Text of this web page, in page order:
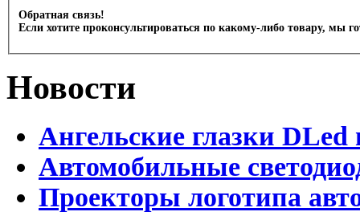
Обратная связь!
Если хотите проконсультироваться по какому-либо товару, мы
Новости
Ангельские глазки DLed
Автомобильные
Проекторы логотипа